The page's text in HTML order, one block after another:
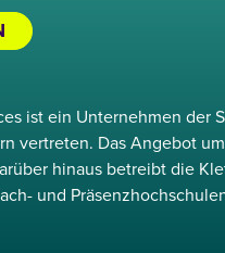
ist ein Unternehmen
vertreten. Das Angebot
hinaus betreibt die
und